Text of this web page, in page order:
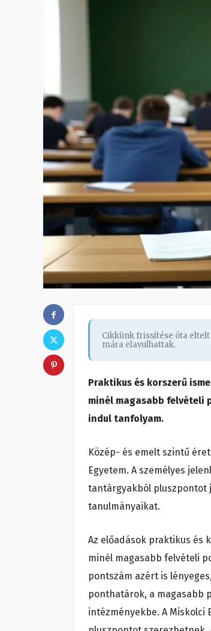
Cikkünk frissítése óta eltelt
mára elavulhattak.
Praktikus és korszerű
minél magasabb felvételi
indul tanfolyam.
Közép- és emelt szintű
Egyetem. A személyes
tantárgyakból pluszpontot
tanulmányaikat.
Az előadások praktikus és
minél magasabb felvételi
pontszám azért is
ponthatárok, a magasabb
intézményekbe. A